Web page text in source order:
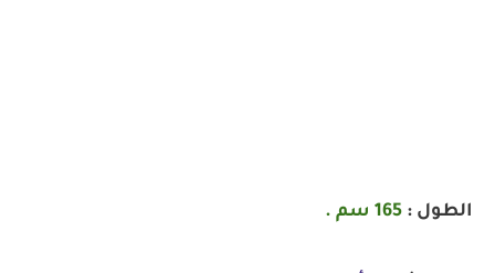
الطول : 165 سم .